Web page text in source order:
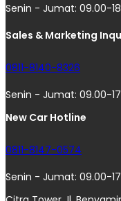
Senin - Jumat: 09.00-
Sales & Marketing
0811-8140-8326
Senin - Jumat: 09.00-
New Car Hotline
0811-8147-0574
Senin - Jumat: 09.00-